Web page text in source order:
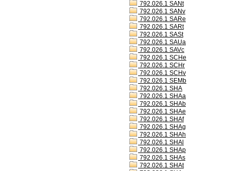
792.026.1 SANt
792.026.1 SANv
792.026.1 SARe
792.026.1 SARt
792.026.1 SASt
792.026.1 SAUa
792.026.1 SAVc
792.026.1 SCHe
792.026.1 SCHr
792.026.1 SCHv
792.026.1 SEMb
792.026.1 SHA
792.026.1 SHAa
792.026.1 SHAb
792.026.1 SHAe
792.026.1 SHAf
792.026.1 SHAg
792.026.1 SHAh
792.026.1 SHAl
792.026.1 SHAp
792.026.1 SHAs
792.026.1 SHAt